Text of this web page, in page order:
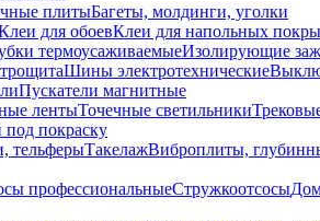
плитыБагеты, молдинги, уголки
для обоевКлеи для напольных
термоусаживаемыеИзолирующие
Шины электротехнические
Пускатели магнитные
лентыТочечные светильники
покраску
тельферыТакелажВиброплиты,
профессиональныеСтружкоотсосы